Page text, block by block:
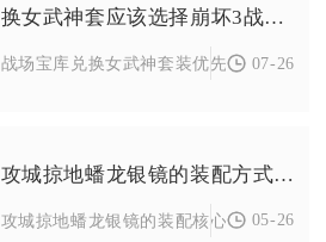
换女武神套应该选择崩坏3战场宝库里的哪个
战场宝库兑换女武神套装优先选择粉色妖
07-26
攻城掠地蟠龙银镜的装配方式应该如何选择
攻城掠地蟠龙银镜的装配核心是优先绑定
05-26